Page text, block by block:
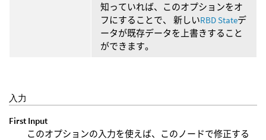
知っていれば、このオプションをオ
フにすることで、 新しいRBD Stateデ
ータが既存データを上書きすること
ができます。
入力
First Input
このオプションの入力を使えば、このノードで修正する